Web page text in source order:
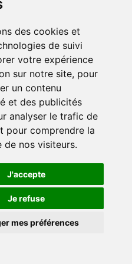
des cookies et
de suivi
votre expérience
sur notre site, pour
un contenu
et des publicités
analyser le trafic de
pour comprendre la
de nos visiteurs.
J'accepte
Je refuse
mes préférences